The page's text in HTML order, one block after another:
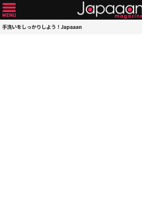
手洗いをしっかりしよう！Japaaan